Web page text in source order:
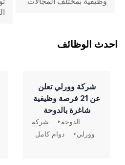
احدث الوظائف
شركة وورلي تعلن
عن 21 فرصة وظيفية
شاغرة بالدوحة
الدوحة
شركة
وورلي
دوام كامل